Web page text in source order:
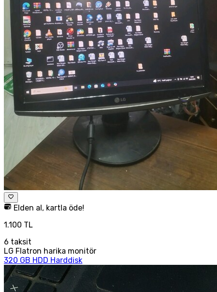
Elden al, kartla öde!
1.100 TL
6 taksit
LG Flatron harika monitör
320 GB HDD Harddisk